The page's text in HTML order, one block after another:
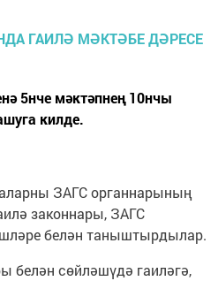
5нче мәктәпнең 10нчы
килде.
ЗАГС органнарының
законнары, ЗАГС
белән таныштырдылар.
белән сөйләшүдә гаиләгә,